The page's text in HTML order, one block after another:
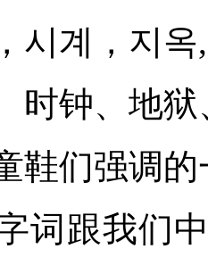
시계，지
时钟、地
鞋们强调
词跟我们